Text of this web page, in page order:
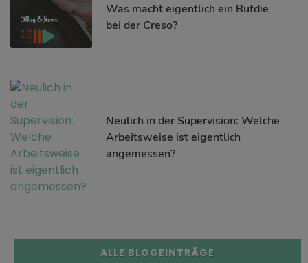
Was macht eigentlich ein Bufdie
bei der Creso?
Neulich in der Supervision: Welche
Arbeitsweise ist eigentlich
angemessen?
ALLE BLOGEINTRÄGE